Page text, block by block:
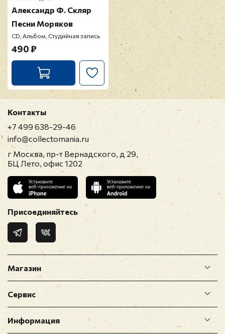
Александр Ф. Скляр
Песни Моряков
CD, Альбом, Студийная запись
490 ₽
Магазин
Сервис
Информация
Контакты
+7 499 638-29-46
info@collectomania.ru
г Москва, пр-т Вернадского, д 29,
БЦ Лето, офис 1202
Присоединяйтесь